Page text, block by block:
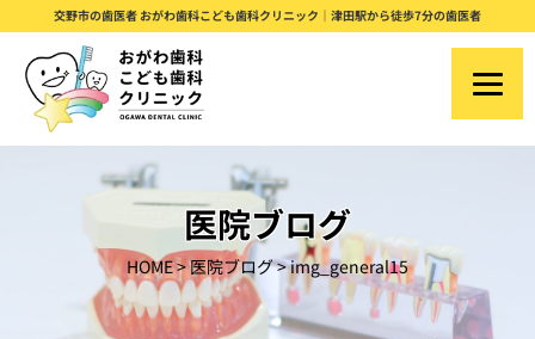
交野市の歯医者 おがわ歯科こども歯科クリニック｜津田駅から徒歩7分の歯医者
医院ブログ
HOME>医院ブログ>img_general15